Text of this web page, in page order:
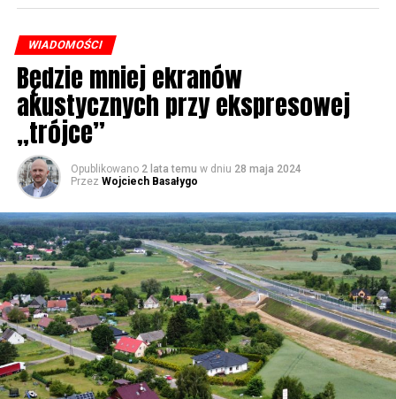
małe inwestycje. To miejsce, gdzie teraz stoimy, to kiedyś
były chaszcze. Nic tutaj się nie działo. Rybacy pracowali
w fatalnych warunkach. Dzisiaj jest piękne nabrzeże. To
co zapewnialiśmy w ramach naszych kampanii
wyborczych, w zasadzie wszystko zostało zrealizowane –
powiedział Poseł PiS Marek Gróbarczyk w #Wolin.
56859 odsłon
WIADOMOŚCI
Będzie mniej ekranów
akustycznych przy ekspresowej
„trójce”
Opublikowano 2 lata temu w dniu 28 maja 2024
Przez Wojciech Basałygo